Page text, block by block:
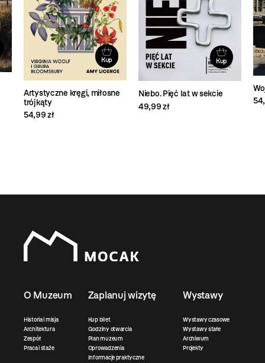
Kup
Artystyczne kręgi, miłosne
trójkąty
54,99 zł
Kup
Niebo. Pięć lat w sekcie
49,99 zł
O Muzeum
Historia i misja
Architektura
Zespół
Praca i staże
Zaplanuj wizytę
Kup bilet
Godziny otwarcia
Plan muzeum
Oprowadzenia
Informacje praktyczne
Wystawy
Wystawy czasowe
Wystawy stałe
Archiwum
Projekty